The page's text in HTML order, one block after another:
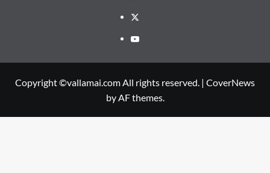
Twitter
Youtube
Copyright ©vallamai.com All rights reserved. | CoverNews
by AF themes.